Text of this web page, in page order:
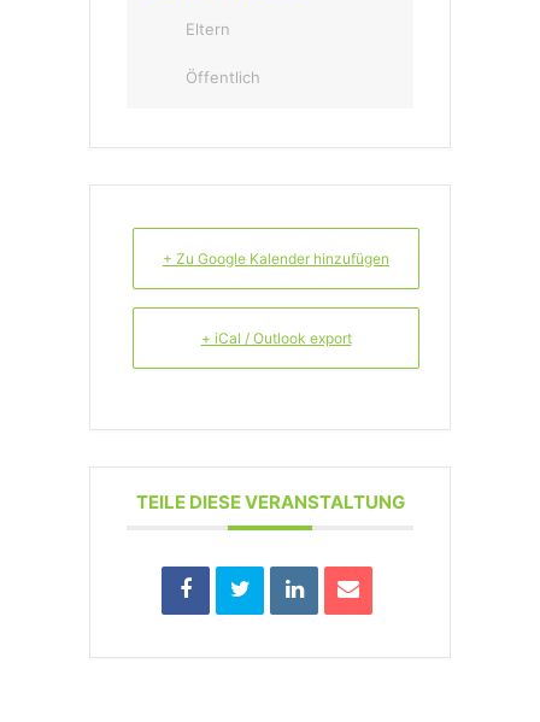
Eltern
Öffentlich
+ Zu Google Kalender hinzufügen
+ iCal / Outlook export
TEILE DIESE VERANSTALTUNG